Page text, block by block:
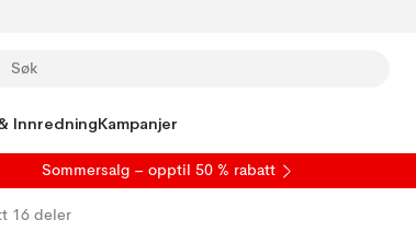
InnredningKampanjer
Sommersalg – opptil 50 % rabatt
16 deler